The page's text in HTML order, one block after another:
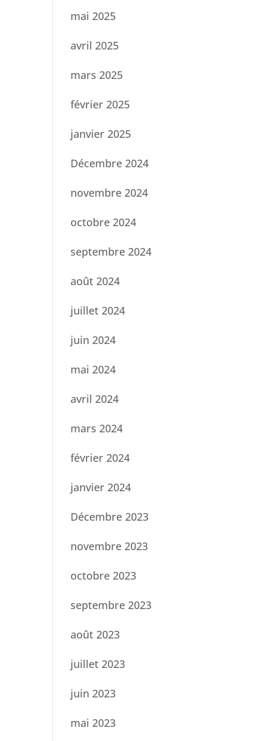
mai 2025
avril 2025
mars 2025
février 2025
janvier 2025
Décembre 2024
novembre 2024
octobre 2024
septembre 2024
août 2024
juillet 2024
juin 2024
mai 2024
avril 2024
mars 2024
février 2024
janvier 2024
Décembre 2023
novembre 2023
octobre 2023
septembre 2023
août 2023
juillet 2023
juin 2023
mai 2023